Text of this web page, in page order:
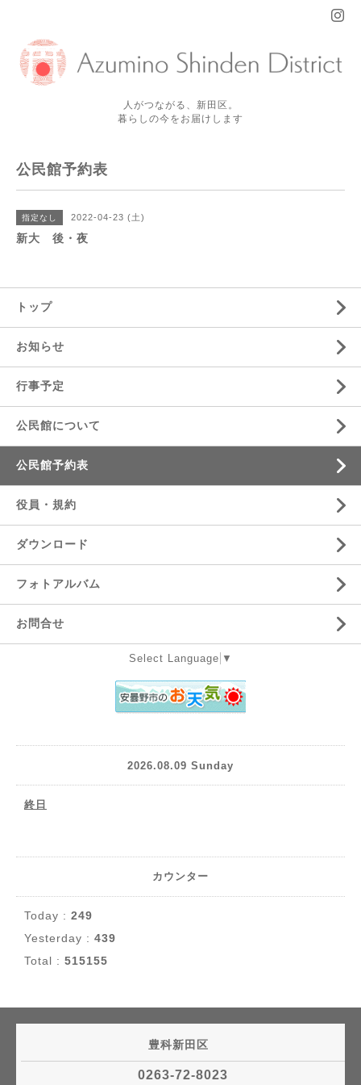
人がつながる、新田区。
暮らしの今をお届けします
公民館予約表
指定なし 2022-04-23 (土)
新大 後・夜
トップ
お知らせ
行事予定
公民館について
公民館予約表
役員・規約
ダウンロード
フォトアルバム
お問合せ
Select Language ▼
2026.08.09 Sunday
終日
カウンター
Today : 249
Yesterday : 439
Total : 515155
豊科新田区
0263-72-8023